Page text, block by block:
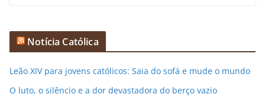
Notícia Católica
Leão XIV para jovens católicos: Saia do sofá e mude o mundo
O luto, o silêncio e a dor devastadora do berço vazio